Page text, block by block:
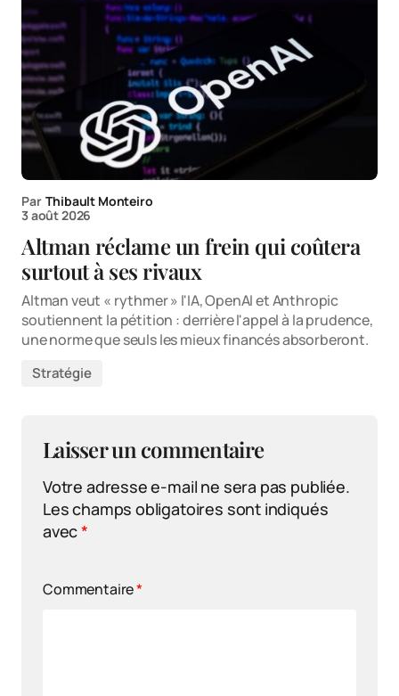
Par Thibault Monteiro
3 août 2026
Altman réclame un frein qui coûtera
surtout à ses rivaux
Altman veut « rythmer » l'IA, OpenAI et Anthropic
soutiennent la pétition : derrière l'appel à la prudence,
une norme que seuls les mieux financés absorberont.
Stratégie
Laisser un commentaire
Votre adresse e-mail ne sera pas publiée.
Les champs obligatoires sont indiqués
avec*
Commentaire*